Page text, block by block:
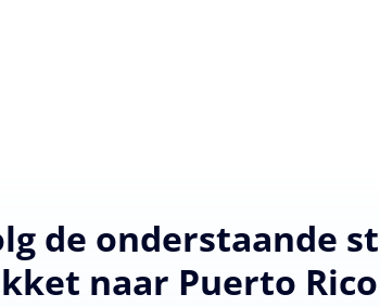
de onderstaande
naar Puerto